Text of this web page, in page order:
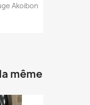
Akoibon
même